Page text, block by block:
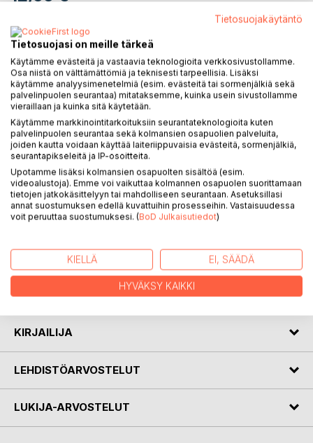
Heti ladattavissa
LISÄÄ OSTOSKORIIN
Lisää muistilistalle
Arvostele tuote
Heikki Tykkyläisen ajatelmia vuosien varrelta. Kirjan on
toimittanut tytär Elise Tykkyläinen.
KIRJAILIJA
LEHDISTÖARVOSTELUT
LUKIJA-ARVOSTELUT
Tietosuojakäytäntö
Tietosuojasi on meille tärkeä
Käytämme evästeitä ja vastaavia teknologioita verkkosivustollamme.
Osa niistä on välttämättömiä ja teknisesti tarpeellisia. Lisäksi
käytämme analyysimenetelmiä (esim. evästeitä tai sormenjälkiä sekä
palvelinpuolen seurantaa) mitataksemme, kuinka usein sivustollamme
vieraillaan ja kuinka sitä käytetään.
Käytämme markkinointitarkoituksiin seurantateknologioita kuten
palvelinpuolen seurantaa sekä kolmansien osapuolien palveluita,
joiden kautta voidaan käyttää laiteriippuvaisia evästeitä, sormenjälkiä,
seurantapikseleitä ja IP-osoitteita.
Upotamme lisäksi kolmansien osapuolten sisältöä (esim.
videoalustoja). Emme voi vaikuttaa kolmannen osapuolen suorittamaan
tietojen jatkokäsittelyyn tai mahdolliseen seurantaan. Asetuksillasi
annat suostumuksen edellä kuvattuihin prosesseihin. Vastaisuudessa
voit peruuttaa suostumuksesi. (BoD Julkaisutiedot)
KIELLÄ EI, SÄÄDÄ
HYVÄKSY KAIKKI